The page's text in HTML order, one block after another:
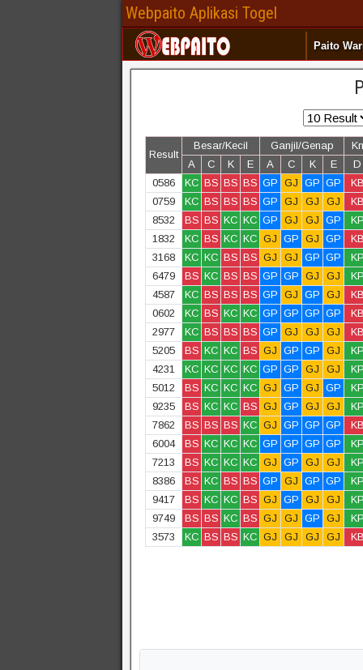
Webpaito Aplikasi Togel
Paito
Result
Besar/Kecil Ganjil/Genap
A
C K E A C K E
D
0586
KC BS BS BS GP GJ GP GP
0759
KC BS BS BS GP GJ GJ GJ
8532
BS BS KC KC GP GJ GJ GP
1832
KC BS KC KC GJ GP GJ GP
3168
KC KC BS BS GJ GJ GP GP
6479
BS KC BS BS GP GP GJ GJ
4587
KC BS BS BS GP GJ GP GJ
0602
KC BS KC KC GP GP GP GP
2977
KC BS BS BS GP GJ GJ GJ
5205
BS KC KC BS GJ GP GP GJ
4231
KC KC KC KC GP GP GJ GJ
5012
BS KC KC KC GJ GP GJ GP
9235
BS KC KC BS GJ GP GJ GJ
7862
BS BS BS KC GJ GP GP GP
6004
BS KC KC KC GP GP GP GP
7213
BS KC KC KC GJ GP GJ GJ
8386
BS KC BS BS GP GJ GP GP
9417
BS KC KC BS GJ GP GJ GJ
9749
BS BS KC BS GJ GJ GP GJ
3573
KC BS BS KC GJ GJ GJ GJ